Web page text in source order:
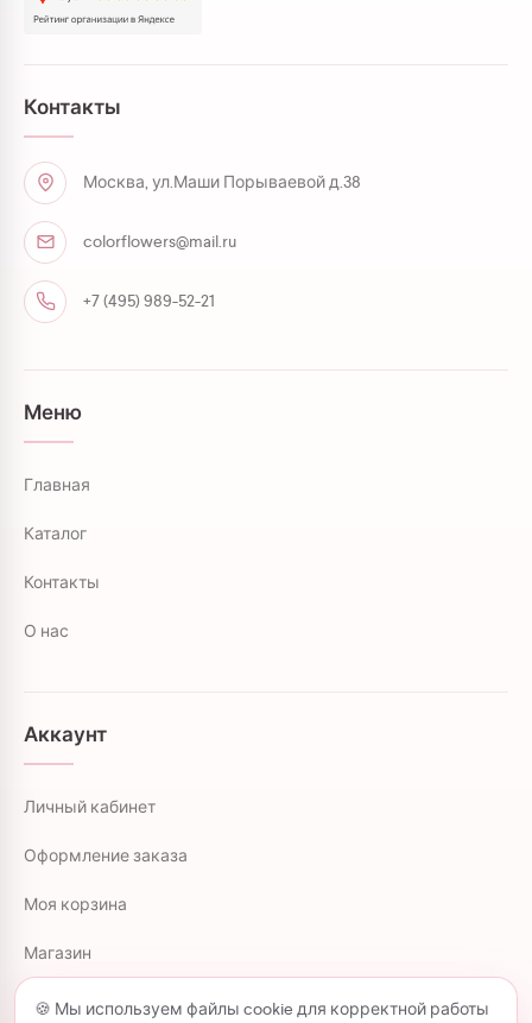
Контакты
Москва, ул.Маши Порываевой д.38
colorflowers@mail.ru
+7 (495) 989-52-21
Меню
Главная
Каталог
Контакты
О нас
Аккаунт
Личный кабинет
Оформление заказа
Моя корзина
Магазин
🍪 Мы используем файлы cookie для корректной работы